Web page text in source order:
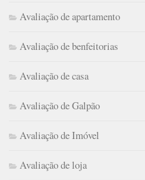
Avaliação de apartamento
Avaliação de benfeitorias
Avaliação de casa
Avaliação de Galpão
Avaliação de Imóvel
Avaliação de loja